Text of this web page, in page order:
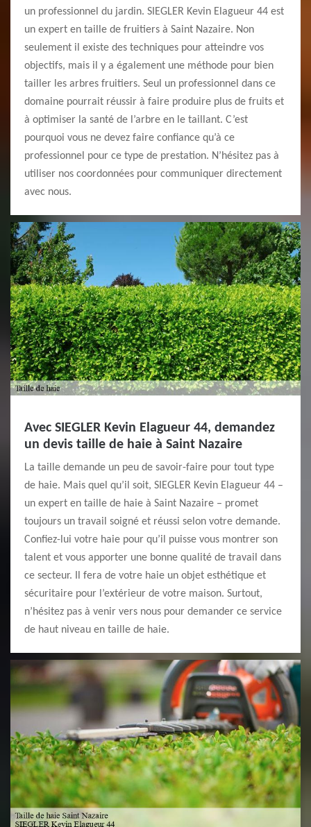
un professionnel du jardin. SIEGLER Kevin Elagueur 44 est
un expert en taille de fruitiers à Saint Nazaire. Non
seulement il existe des techniques pour atteindre vos
objectifs, mais il y a également une méthode pour bien
tailler les arbres fruitiers. Seul un professionnel dans ce
domaine pourrait réussir à faire produire plus de fruits et
à optimiser la santé de l’arbre en le taillant. C’est
pourquoi vous ne devez faire confiance qu’à ce
professionnel pour ce type de prestation. N’hésitez pas à
utiliser nos coordonnées pour communiquer directement
avec nous.
Avec SIEGLER Kevin Elagueur 44, demandez
un devis taille de haie à Saint Nazaire
La taille demande un peu de savoir-faire pour tout type
de haie. Mais quel qu’il soit, SIEGLER Kevin Elagueur 44 –
un expert en taille de haie à Saint Nazaire – promet
toujours un travail soigné et réussi selon votre demande.
Confiez-lui votre haie pour qu’il puisse vous montrer son
talent et vous apporter une bonne qualité de travail dans
ce secteur. Il fera de votre haie un objet esthétique et
sécuritaire pour l’extérieur de votre maison. Surtout,
n’hésitez pas à venir vers nous pour demander ce service
de haut niveau en taille de haie.